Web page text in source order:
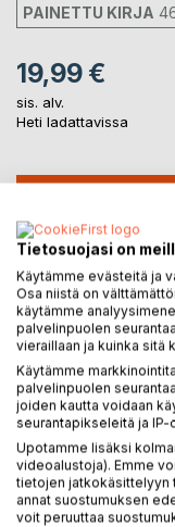
PAINETTU KIRJA
19,99 €
sis. alv.
Heti ladattavissa
Lisää muistilistalle
Arvostele tuote
KUVAUS
Kahden vanhan
Tietosuojasi on
Käytämme evästeitä ja
Osa niistä on
käytämme
palvelinpuolen
vieraillaan ja kuinka sitä
Käytämme
palvelinpuolen
joiden kautta voidaan
seurantapikseleitä ja IP-
Upotamme lisäksi
videoalustoja). Emme
tietojen jatkokäsittelyyn
annat suostumuksen
voit peruuttaa